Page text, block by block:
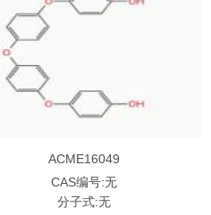
ACME16049
CAS编号:无
分子式:无